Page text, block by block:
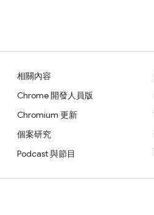
相關內容
Chrome 開發人員版
Chromium 更新
個案研究
Podcast 與節目